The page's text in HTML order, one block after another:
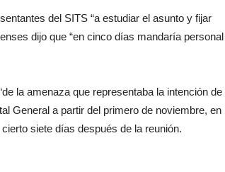
del SITS “a estudiar el asunto y fijar
dijo que “en cinco días mandaría personal
la amenaza que representaba la intención de
General a partir del primero de noviembre, en
siete días después de la reunión.